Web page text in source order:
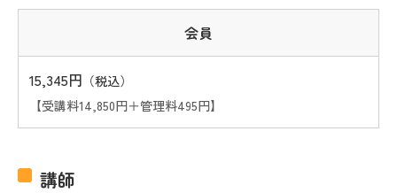
会員
15,345円 （税込）
【受講料14,850円＋管理料495円】
講師